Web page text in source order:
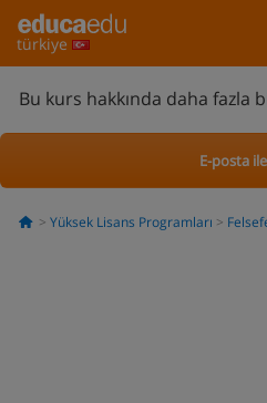
türkiye
Bu kurs hakkında daha fazla
E-posta
Yüksek Lisans Programları